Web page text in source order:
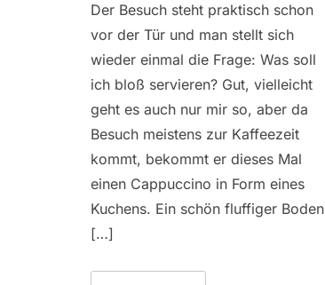
Der Besuch steht praktisch schon
vor der Tür und man stellt sich
wieder einmal die Frage: Was soll
ich bloß servieren? Gut, vielleicht
geht es auch nur mir so, aber da
Besuch meistens zur Kaffeezeit
kommt, bekommt er dieses Mal
einen Cappuccino in Form eines
Kuchens. Ein schön fluffiger Boden
[…]